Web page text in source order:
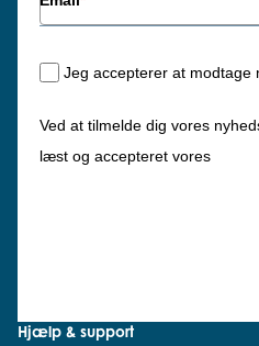
Jeg accepterer at modtage
Ved at tilmelde dig vores
læst og accepteret vores
Hjælp & support